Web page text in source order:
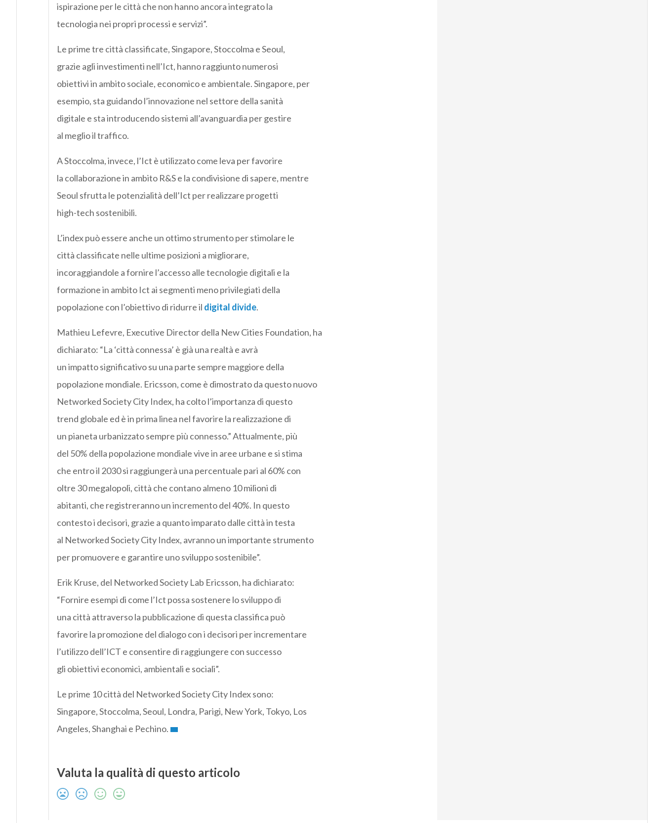
ispirazione per le città che non hanno ancora integrato la
tecnologia nei propri processi e servizi”.
Le prime tre città classificate, Singapore, Stoccolma e Seoul,
grazie agli investimenti nell’Ict, hanno raggiunto numerosi
obiettivi in ambito sociale, economico e ambientale. Singapore, per
esempio, sta guidando l’innovazione nel settore della sanità
digitale e sta introducendo sistemi all’avanguardia per gestire
al meglio il traffico.
A Stoccolma, invece, l’Ict è utilizzato come leva per favorire
la collaborazione in ambito R&S e la condivisione di sapere, mentre
Seoul sfrutta le potenzialità dell’Ict per realizzare progetti
high-tech sostenibili.
L’index può essere anche un ottimo strumento per stimolare le
città classificate nelle ultime posizioni a migliorare,
incoraggiandole a fornire l’accesso alle tecnologie digitali e la
formazione in ambito Ict ai segmenti meno privilegiati della
popolazione con l’obiettivo di ridurre il digital divide.
Mathieu Lefevre, Executive Director della New Cities Foundation, ha
dichiarato: “La ‘città connessa’ è già una realtà e avrà
un impatto significativo su una parte sempre maggiore della
popolazione mondiale. Ericsson, come è dimostrato da questo nuovo
Networked Society City Index, ha colto l’importanza di questo
trend globale ed è in prima linea nel favorire la realizzazione di
un pianeta urbanizzato sempre più connesso.” Attualmente, più
del 50% della popolazione mondiale vive in aree urbane e si stima
che entro il 2030 si raggiungerà una percentuale pari al 60% con
oltre 30 megalopoli, città che contano almeno 10 milioni di
abitanti, che registreranno un incremento del 40%. In questo
contesto i decisori, grazie a quanto imparato dalle città in testa
al Networked Society City Index, avranno un importante strumento
per promuovere e garantire uno sviluppo sostenibile”.
Erik Kruse, del Networked Society Lab Ericsson, ha dichiarato:
“Fornire esempi di come l’Ict possa sostenere lo sviluppo di
una città attraverso la pubblicazione di questa classifica può
favorire la promozione del dialogo con i decisori per incrementare
l’utilizzo dell’ICT e consentire di raggiungere con successo
gli obiettivi economici, ambientali e sociali”.
Le prime 10 città del Networked Society City Index sono:
Singapore, Stoccolma, Seoul, Londra, Parigi, New York, Tokyo, Los
Angeles, Shanghai e Pechino.
Valuta la qualità di questo articolo